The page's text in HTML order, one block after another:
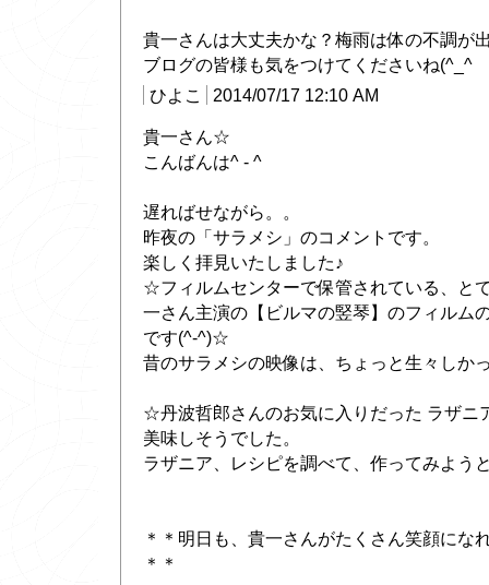
貴一さんは大丈夫かな？梅雨は体の不調が
ブログの皆様も気をつけてくださいね(^_^ゞ
ひよこ
2014/07/17 12:10 AM
貴一さん☆
こんばんは^ - ^
遅ればせながら。。
昨夜の「サラメシ」のコメントです。
楽しく拝見いたしました♪
☆フィルムセンターで保管されている、と
一さん主演の【ビルマの竪琴】のフィルム
です(^-^)☆
昔のサラメシの映像は、ちょっと生々しか
☆丹波哲郎さんのお気に入りだった ラザニ
美味しそうでした。
ラザニア、レシピを調べて、作ってみよう
＊＊明日も、貴一さんがたくさん笑顔にな
＊＊